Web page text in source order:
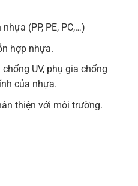
(PP, PE, PC,…)
hợp nhựa.
UV, phụ gia chống
của nhựa.
thiện với môi trường.